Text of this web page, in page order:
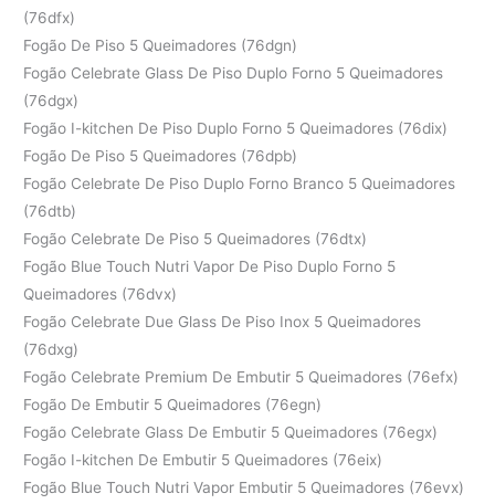
(76dfx)
Fogão De Piso 5 Queimadores (76dgn)
Fogão Celebrate Glass De Piso Duplo Forno 5 Queimadores
(76dgx)
Fogão I-kitchen De Piso Duplo Forno 5 Queimadores (76dix)
Fogão De Piso 5 Queimadores (76dpb)
Fogão Celebrate De Piso Duplo Forno Branco 5 Queimadores
(76dtb)
Fogão Celebrate De Piso 5 Queimadores (76dtx)
Fogão Blue Touch Nutri Vapor De Piso Duplo Forno 5
Queimadores (76dvx)
Fogão Celebrate Due Glass De Piso Inox 5 Queimadores
(76dxg)
Fogão Celebrate Premium De Embutir 5 Queimadores (76efx)
Fogão De Embutir 5 Queimadores (76egn)
Fogão Celebrate Glass De Embutir 5 Queimadores (76egx)
Fogão I-kitchen De Embutir 5 Queimadores (76eix)
Fogão Blue Touch Nutri Vapor Embutir 5 Queimadores (76evx)